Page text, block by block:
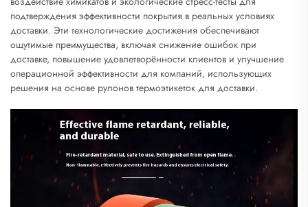
подтверждения эффективности покрытия в реальных условиях
доставки. Эти технологические достижения обеспечивают
ощутимые преимущества, включая снижение ошибок при
доставке, повышение удовлетворённости клиентов и улучшение
операционной эффективности для компаний, использующих
решения на основе рулонов термоэтикеток для доставки.